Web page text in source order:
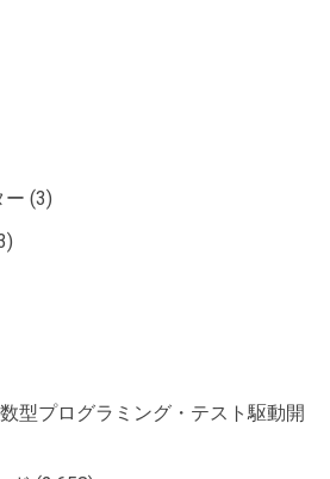
ー (3)
型プログラミング・テスト駆動開